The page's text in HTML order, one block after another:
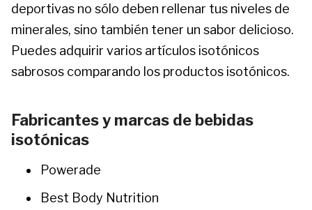
deportivas no sólo deben rellenar tus niveles de
minerales, sino también tener un sabor delicioso.
Puedes adquirir varios artículos isotónicos
sabrosos comparando los productos isotónicos.
Fabricantes y marcas de bebidas
isotónicas
Powerade
Best Body Nutrition